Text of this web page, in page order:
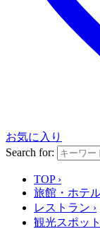
お気に入り
Search for:
TOP ›
旅館・ホテ
レストラン ›
観光スポット